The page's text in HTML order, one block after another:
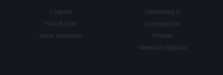
L'équipe
Plan du site
Nous contacter
Osteomag.fr
Le magazine
Prisme
Mentions légales